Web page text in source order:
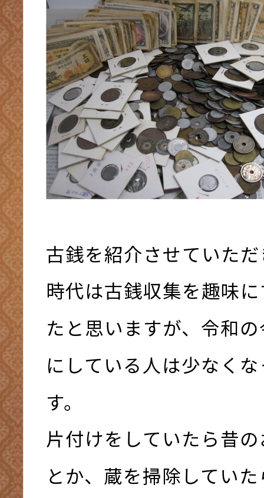
古銭を紹介させていた
時代は古銭収集を趣味
たと思いますが、令和
にしている人は少なく
す。
片付けをしていたら昔
とか、蔵を掃除してい